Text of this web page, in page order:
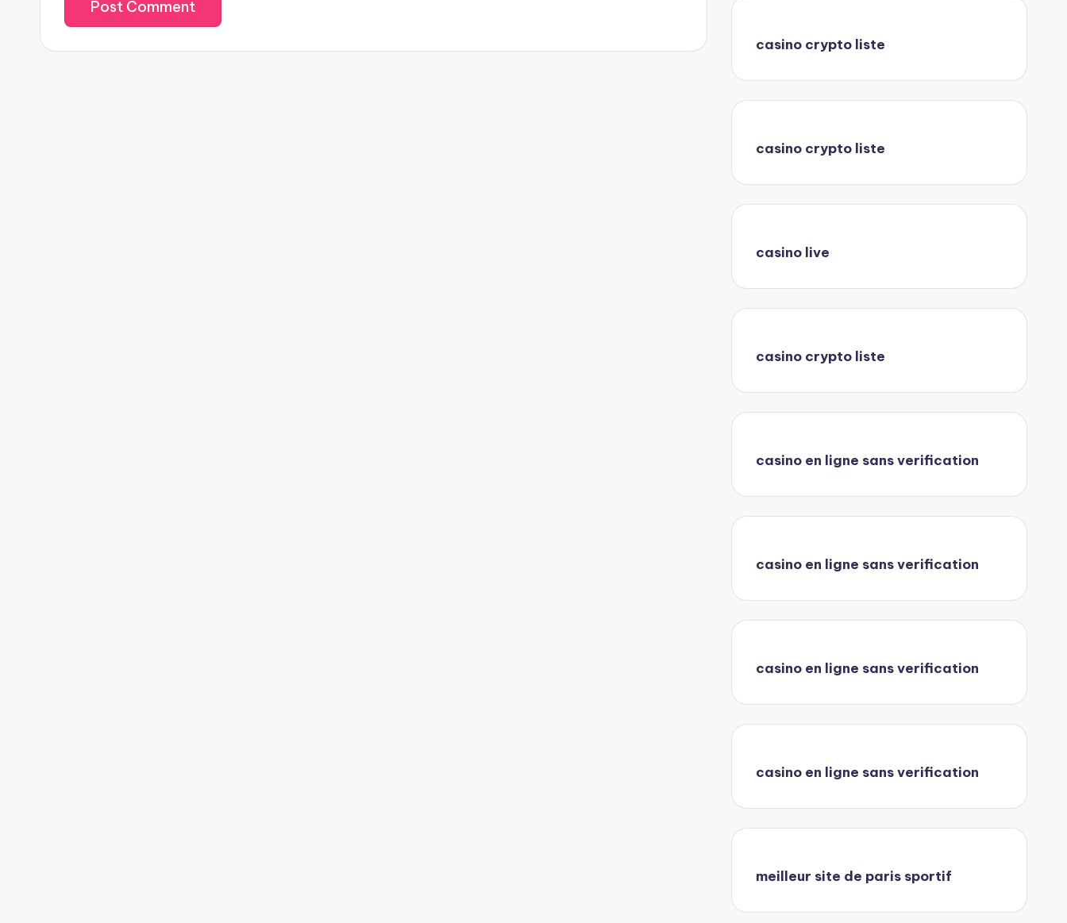
casino crypto liste
casino crypto liste
casino live
casino crypto liste
casino en ligne sans verification
casino en ligne sans verification
casino en ligne sans verification
casino en ligne sans verification
meilleur site de paris sportif